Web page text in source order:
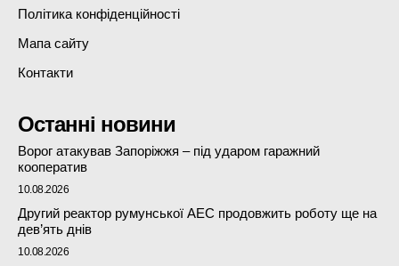
Політика конфіденційності
Мапа сайту
Контакти
Останні новини
Ворог атакував Запоріжжя – під ударом гаражний
кооператив
10.08.2026
Другий реактор румунської АЕС продовжить роботу ще на
дев’ять днів
10.08.2026